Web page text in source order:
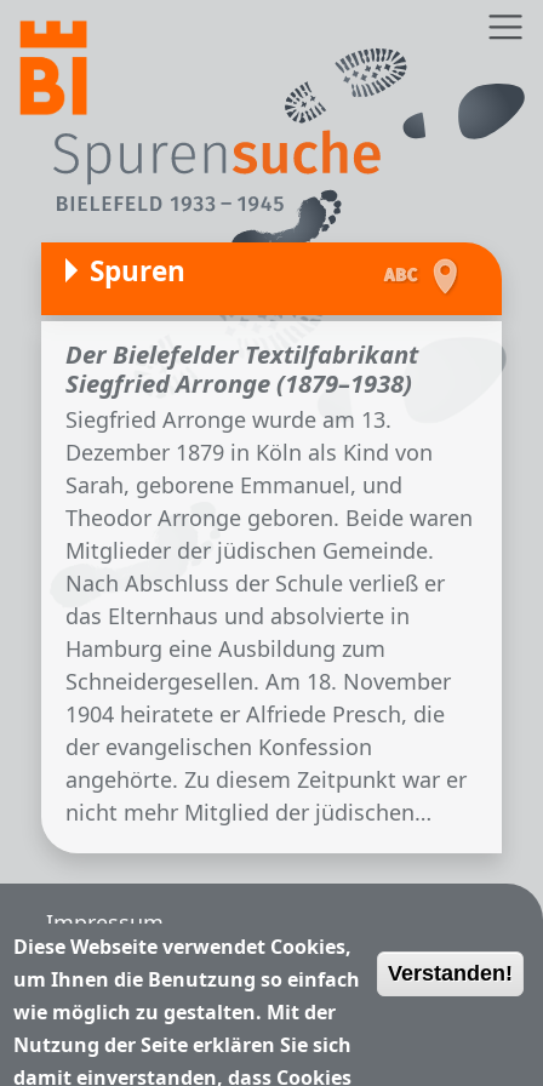
Direkt zum Inhalt
Spuren
Der Bielefelder Textilfabrikant
Siegfried Arronge (1879–1938)
Siegfried Arronge wurde am 13.
Dezember 1879 in Köln als Kind von
Sarah, geborene Emmanuel, und
Theodor Arronge geboren. Beide waren
Mitglieder der jüdischen Gemeinde.
Nach Abschluss der Schule verließ er
das Elternhaus und absolvierte in
Hamburg eine Ausbildung zum
Schneidergesellen. Am 18. November
1904 heiratete er Alfriede Presch, die
der evangelischen Konfession
angehörte. Zu diesem Zeitpunkt war er
nicht mehr Mitglied der jüdischen…
Fußzeile
Impressum
Nutzungsbedingungen
Datenschutzerklärung
Diese Webseite verwendet Cookies,
um Ihnen die Benutzung so einfach
wie möglich zu gestalten. Mit der
Nutzung der Seite erklären Sie sich
damit einverstanden, dass Cookies
Verstanden!